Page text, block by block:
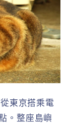
東京搭乘電
。整座島嶼